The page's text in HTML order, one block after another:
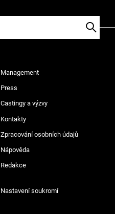
Management
Press
Castingy a výzvy
Kontakty
Zpracování osobních údajů
Nápověda
Redakce
Nastavení soukromí